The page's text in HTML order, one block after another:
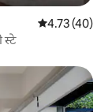
औसत रेटिंग 5 में
4.73 (40)
स्टे